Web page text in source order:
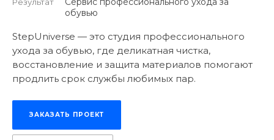
Результат
обувью
StepUniverse — это студия профессионального
ухода за обувью, где деликатная чистка,
восстановление и защита материалов помогают
продлить срок службы любимых пар.
ЗАКАЗАТЬ ПРОЕКТ